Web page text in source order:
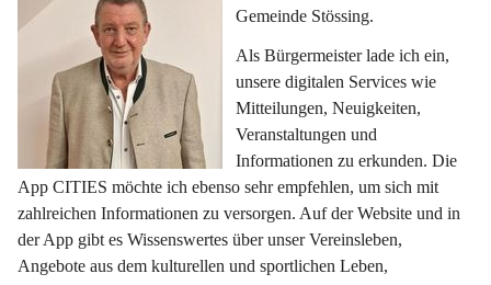
Gemeinde Stössing.
Als Bürgermeister lade ich ein,
unsere digitalen Services wie
Mitteilungen, Neuigkeiten,
Veranstaltungen und
Informationen zu erkunden. Die
App CITIES möchte ich ebenso sehr empfehlen, um sich mit
zahlreichen Informationen zu versorgen. Auf der Website und in
der App gibt es Wissenswertes über unser Vereinsleben,
Angebote aus dem kulturellen und sportlichen Leben,